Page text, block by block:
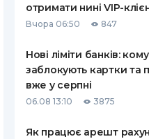
КОМПАНІЇ
КОНТАКТИ
отримати нині VIP-
Вчора 06:50 847
Нові ліміти банків: кому
заблокують картки та
вже у серпні
06.08 13:10 3875
Як працює арешт